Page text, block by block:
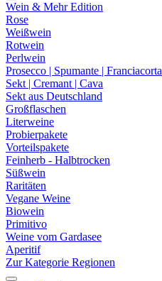
Wein & Mehr Edition
Rose
Weißwein
Rotwein
Perlwein
Prosecco | Spumante | Franciacorta
Sekt | Cremant | Cava
Sekt aus Deutschland
Großflaschen
Literweine
Probierpakete
Vorteilspakete
Feinherb - Halbtrocken
Süßwein
Raritäten
Vegane Weine
Biowein
Primitivo
Weine vom Gardasee
Aperitif
Zur Kategorie Regionen